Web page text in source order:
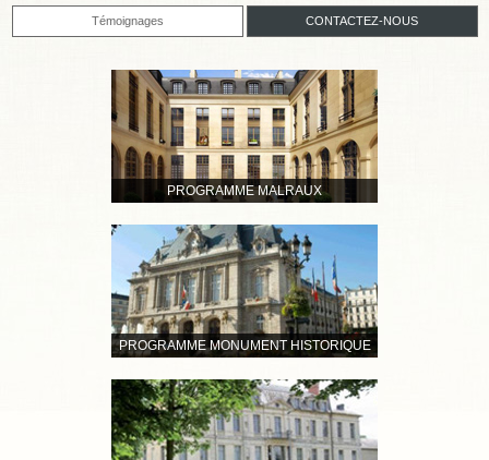
Témoignages CONTACTEZ-NOUS
PROGRAMME MALRAUX
PROGRAMME MONUMENT HISTORIQUE